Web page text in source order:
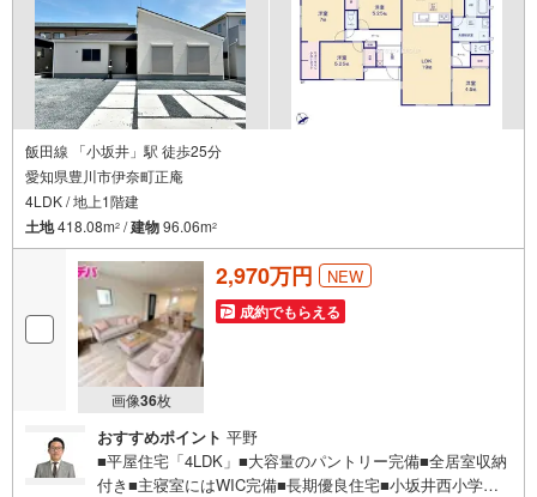
飯田線 「小坂井」駅 徒歩25分
愛知県豊川市伊奈町正庵
4LDK / 地上1階建
土地418.08m2 /建物96.06m2
画像36枚
2,970万円 NEW
成約でもらえる
おすすめポイント 平野
■平屋住宅「4LDK」■大容量のパントリー完備■全居室収納
付き■主寝室にはWIC完備■長期優良住宅■小坂井西小学校